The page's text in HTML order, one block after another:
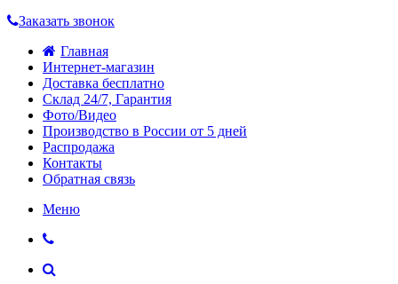
Заказать звонок
Главная
Интернет-магазин
Доставка бесплатно
Склад 24/7, Гарантия
Фото/Видео
Производство в России от 5 дней
Распродажа
Контакты
Обратная связь
Меню